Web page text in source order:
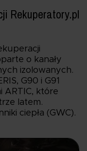
Rekuperatory.pl
o kanały
izolowanych.
G90 i G91
ARTIC, które
latem.
ciepła (GWC).